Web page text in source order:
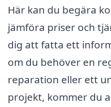
Här kan du begära
jämföra priser och
dig att fatta ett
om du behöver en
reparation eller ett
projekt, kommer du